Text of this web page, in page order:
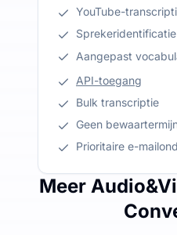
YouTube-
Sprekeridentificatie
Aangepast
API-toegang
Bulk transcriptie
Geen
Prioritaire e-
Meer